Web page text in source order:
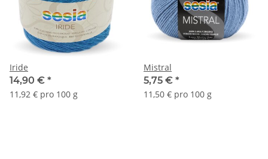
Iride
14,90 € *
11,92 € pro 100 g
Mistral
5,75 € *
11,50 € pro 100 g